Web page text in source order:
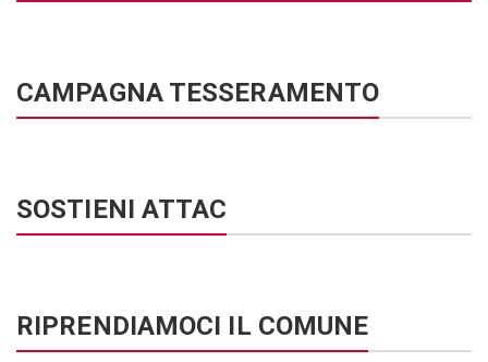
CAMPAGNA TESSERAMENTO
SOSTIENI ATTAC
RIPRENDIAMOCI IL COMUNE